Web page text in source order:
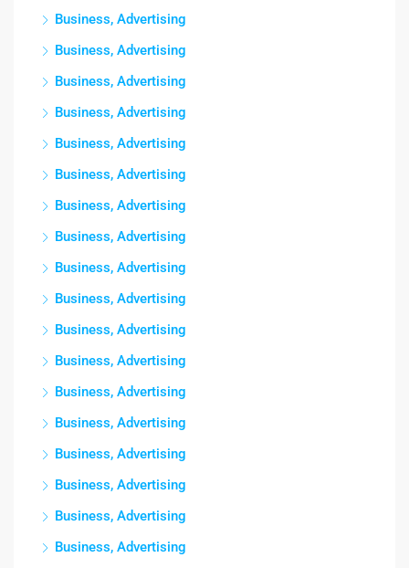
Business, Advertising
Business, Advertising
Business, Advertising
Business, Advertising
Business, Advertising
Business, Advertising
Business, Advertising
Business, Advertising
Business, Advertising
Business, Advertising
Business, Advertising
Business, Advertising
Business, Advertising
Business, Advertising
Business, Advertising
Business, Advertising
Business, Advertising
Business, Advertising